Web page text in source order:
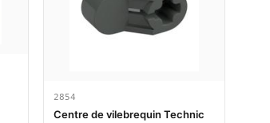
2854
Centre de vilebrequin Technic